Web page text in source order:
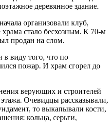
деревянное здание.
организовали клуб,
храма стало бесхозным. К 70-м
продан на слом.
в виду того, что по
пожар. И храм сгорел до
верующих и строителей
Очевидцы рассказывали,
то выкапывали кости,
кольца, серьги,